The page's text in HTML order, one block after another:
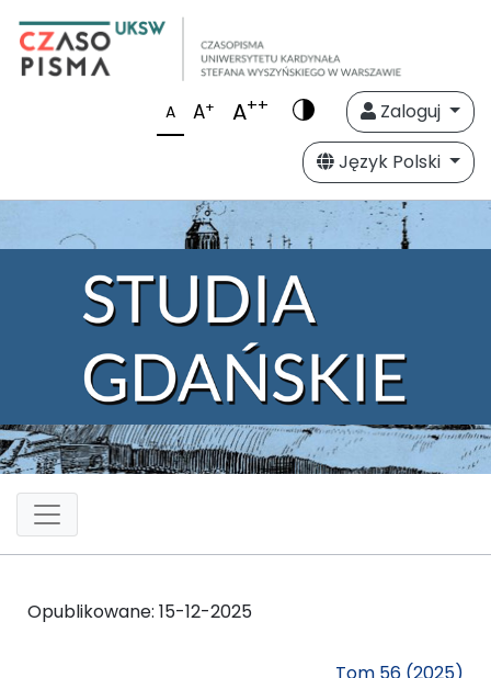
A A+ A++
Zaloguj
Język Polski
Opublikowane: 15-12-2025